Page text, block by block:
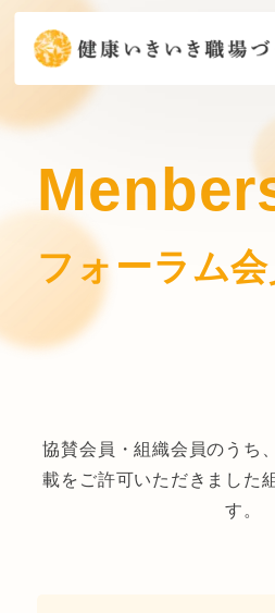
フォーラム
協賛会員・組織会員のうち
載をご許可いただきました
す。